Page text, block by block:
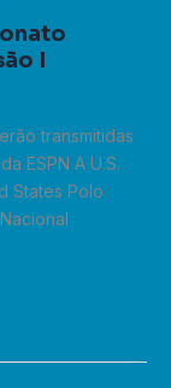
I
transmitidas
ESPN A U.S.
States Polo